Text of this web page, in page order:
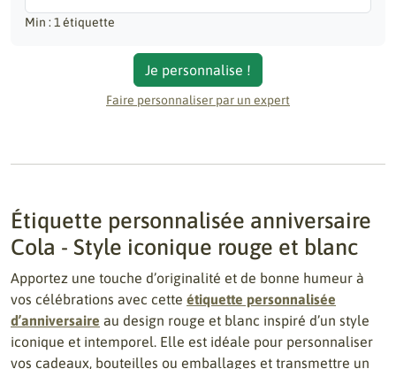
Min : 1 étiquette
Faire personnaliser par un expert
Je personnalise !
Étiquette personnalisée anniversaire
Cola - Style iconique rouge et blanc
Apportez une touche d’originalité et de bonne humeur à
vos célébrations avec cette étiquette personnalisée
d’anniversaire au design rouge et blanc inspiré d’un style
iconique et intemporel. Elle est idéale pour personnaliser
vos cadeaux, bouteilles ou emballages et transmettre un